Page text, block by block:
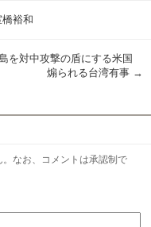
裕和
を対中攻撃の盾にする米国
煽られる台湾有事 →
なお、コメントは承認制で